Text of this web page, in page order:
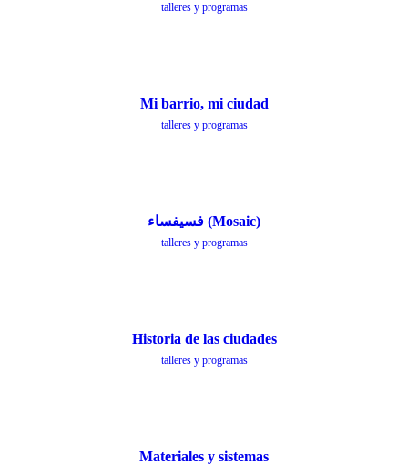
talleres y programas
Mi barrio, mi ciudad
talleres y programas
فسيفساء (Mosaic)
talleres y programas
Historia de las ciudades
talleres y programas
Materiales y sistemas